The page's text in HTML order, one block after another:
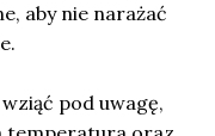
aby nie narażać
pod uwagę,